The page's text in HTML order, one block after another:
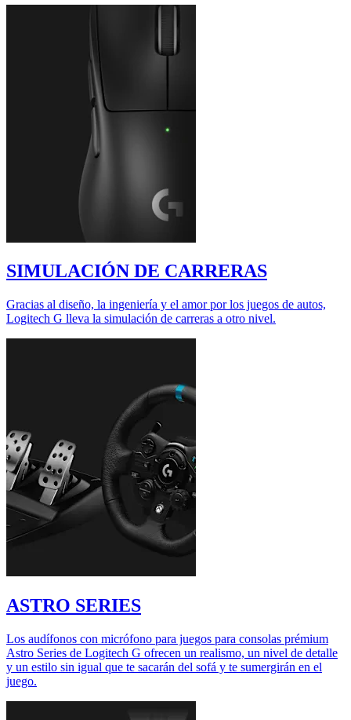
SIMULACIÓN DE CARRERAS
Gracias al diseño, la ingeniería y el amor por los juegos de autos,
Logitech G lleva la simulación de carreras a otro nivel.
ASTRO SERIES
Los audífonos con micrófono para juegos para consolas prémium
Astro Series de Logitech G ofrecen un realismo, un nivel de detalle
y un estilo sin igual que te sacarán del sofá y te sumergirán en el
juego.